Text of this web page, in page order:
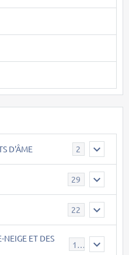
D'ÂME 2
29
22
NEIGE ET DES
17